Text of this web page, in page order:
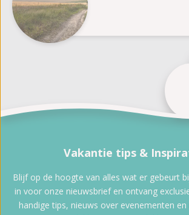
Vakantie tips &
Blijf op de hoogte van alles wat er gebeurt
in voor onze nieuwsbrief en ontvang
handige tips, nieuws over evenementen